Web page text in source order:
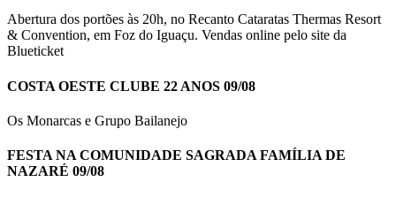
Abertura dos portões às 20h, no Recanto Cataratas Thermas Resort
& Convention, em Foz do Iguaçu. Vendas online pelo site da
Blueticket
COSTA OESTE CLUBE 22 ANOS 09/08
Os Monarcas e Grupo Bailanejo
FESTA NA COMUNIDADE SAGRADA FAMÍLIA DE
NAZARÉ 09/08